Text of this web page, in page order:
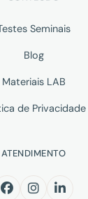
Seminais
Blog
Materiais LAB
de Privacidade
ATENDIMENTO